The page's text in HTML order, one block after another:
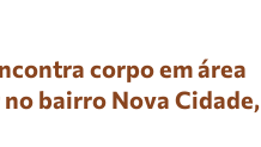
corpo em área
bairro Nova Cidade,